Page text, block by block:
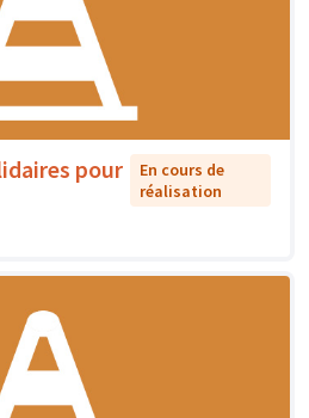
pour
En cours de
réalisation